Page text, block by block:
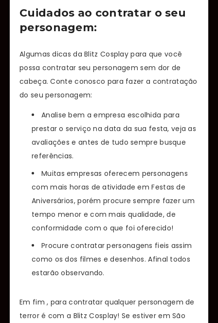
Cuidados ao contratar o seu
personagem:
Algumas dicas da Blitz Cosplay para que você
possa contratar seu personagem sem dor de
cabeça. Conte conosco para fazer a contratação
do seu personagem:
Analise bem a empresa escolhida para
prestar o serviço na data da sua festa, veja as
avaliações e antes de tudo sempre busque
referências.
Muitas empresas oferecem personagens
com mais horas de atividade em Festas de
Aniversários, porém procure sempre fazer um
tempo menor e com mais qualidade, de
conformidade com o que foi oferecido!
Procure contratar personagens fieis assim
como os dos filmes e desenhos. Afinal todos
estarão observando.
Em fim , para contratar qualquer personagem de
terror é com a Blitz Cosplay! Se estiver em São